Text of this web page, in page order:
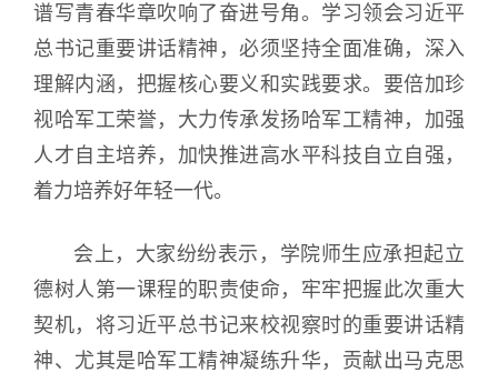
谱写青春华章吹响了奋进号角。学习领会习近平
总书记重要讲话精神，必须坚持全面准确，深入
理解内涵，把握核心要义和实践要求。要倍加珍
视哈军工荣誉，大力传承发扬哈军工精神，加强
人才自主培养，加快推进高水平科技自立自强，
着力培养好年轻一代。
会上，大家纷纷表示，学院师生应承担起立
德树人第一课程的职责使命，牢牢把握此次重大
契机，将习近平总书记来校视察时的重要讲话精
神、尤其是哈军工精神凝练升华，贡献出马克思